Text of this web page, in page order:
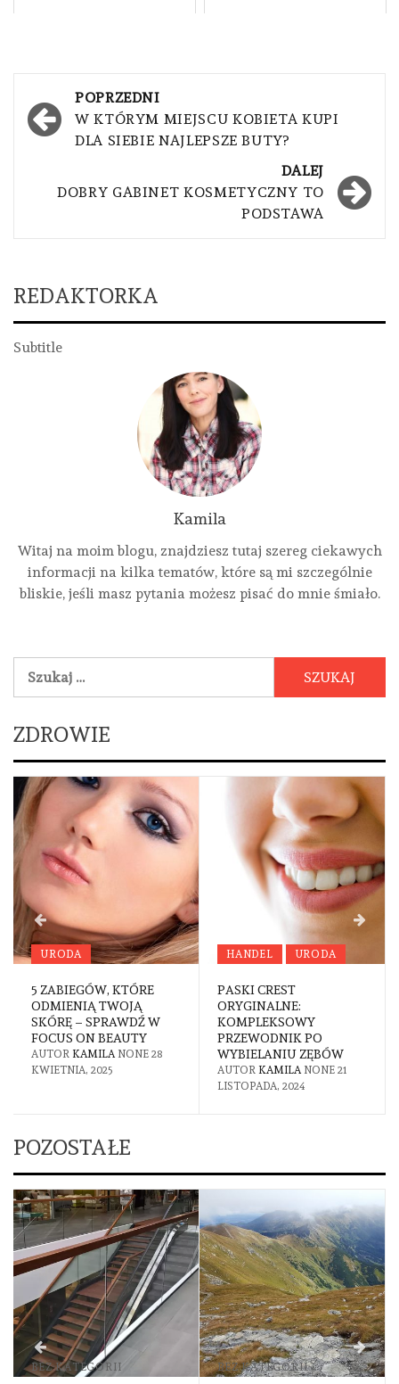
Nawigacja
wpisu
POPRZEDNI
W KTÓRYM MIEJSCU KOBIETA KUPI
DLA SIEBIE NAJLEPSZE BUTY?
DALEJ
DOBRY GABINET KOSMETYCZNY TO
PODSTAWA
REDAKTORKA
Subtitle
Kamila
Witaj na moim blogu, znajdziesz tutaj szereg ciekawych
informacji na kilka tematów, które są mi szczególnie
bliskie, jeśli masz pytania możesz pisać do mnie śmiało.
Szukaj:
ZDROWIE
URODA
5 ZABIEGÓW, KTÓRE
ODMIENIĄ TWOJĄ
SKÓRĘ – SPRAWDŹ W
FOCUS ON BEAUTY
AUTOR KAMILA NONE 28
KWIETNIA, 2025
HANDEL URODA
PASKI CREST
ORYGINALNE:
KOMPLEKSOWY
PRZEWODNIK PO
WYBIELANIU ZĘBÓW
AUTOR KAMILA NONE 21
LISTOPADA, 2024
POZOSTAŁE
BEZ KATEGORII BEZ KATEGORII